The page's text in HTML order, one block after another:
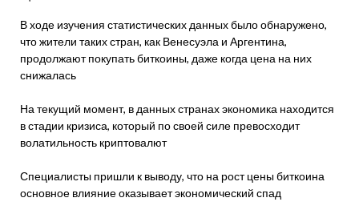
В ходе изучения статистических данных было обнаружено,
что жители таких стран, как Венесуэла и Аргентина,
продолжают покупать биткоины, даже когда цена на них
снижалась
На текущий момент, в данных странах экономика находится
в стадии кризиса, который по своей силе превосходит
волатильность криптовалют
Специалисты пришли к выводу, что на рост цены биткоина
основное влияние оказывает экономический спад